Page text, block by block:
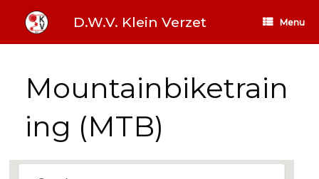
inhoud
D.W.V. Klein Verzet Menu
Mountainbiketrain
ing (MTB)